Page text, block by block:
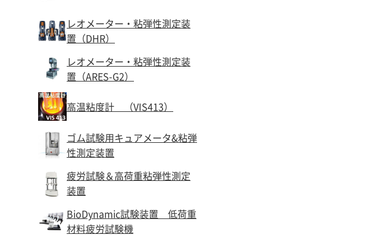
レオメーター・粘弾性測定装
置（DHR）
レオメーター・粘弾性測定装
置（ARES-G2）
高温粘度計 （VIS413）
ゴム試験用キュアメータ&粘弾
性測定装置
疲労試験＆高荷重粘弾性測定
装置
BioDynamic試験装置 低荷重
材料疲労試験機